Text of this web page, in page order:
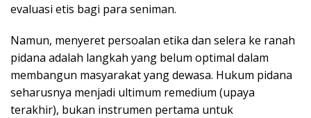
evaluasi etis bagi para seniman.
Namun, menyeret persoalan etika dan selera ke ranah
pidana adalah langkah yang belum optimal dalam
membangun masyarakat yang dewasa. Hukum pidana
seharusnya menjadi ultimum remedium (upaya
terakhir), bukan instrumen pertama untuk